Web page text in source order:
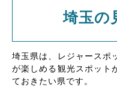
埼玉の
埼玉県は、レジャースポ
が楽しめる観光スポット
ておきたい県です。